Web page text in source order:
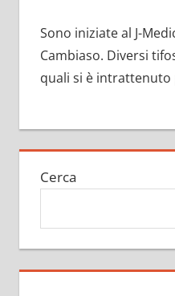
Sono iniziate al J-
Cambiaso. Diversi
quali si è
Cerca